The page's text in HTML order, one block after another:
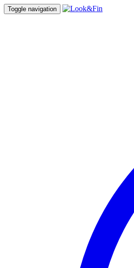
Toggle navigation